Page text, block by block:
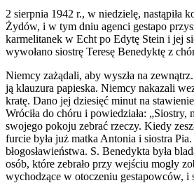
2 sierpnia 1942 r., w niedzielę, nastąpiła
Żydów, i w tym dniu agenci gestapo
karmelitanek w Echt po Edytę Stein i jej
wywołano siostrę Teresę Benedyktę z
Niemcy zażądali, aby wyszła na
ją klauzura papieska. Niemcy nakazali
kratę. Dano jej dziesięć minut na
Wróciła do chóru i powiedziała: „Siostry,
swojego pokoju zebrać rzeczy. Kiedy
furcie była już matka Antonia i siostra
błogosławieństwa. S. Benedykta była
osób, które zebrało przy wejściu mogły
wychodzące w otoczeniu gestapowców, i